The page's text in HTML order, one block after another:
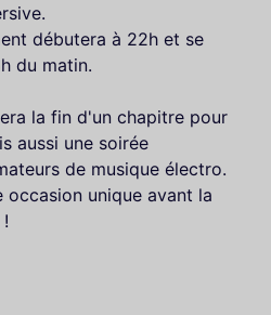
débutera à 22h et se
du matin.
la fin d'un chapitre pour
aussi une soirée
de musique électro.
occasion unique avant la